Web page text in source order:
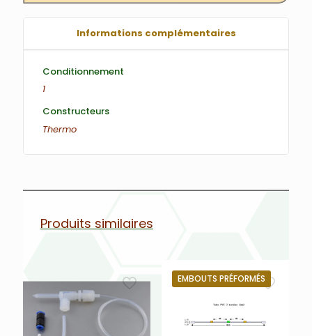
Informations complémentaires
Conditionnement
1
Constructeurs
Thermo
Produits similaires
EMBOUTS PRÉFORMÉS